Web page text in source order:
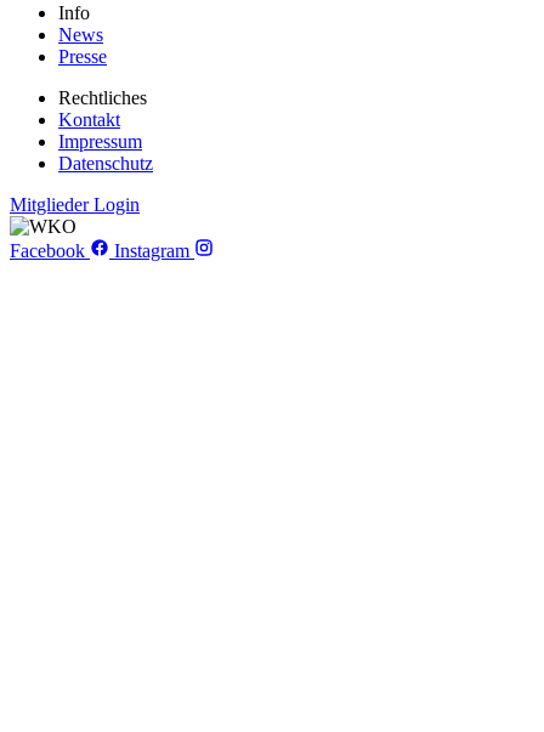
Info
News
Presse
Rechtliches
Kontakt
Impressum
Datenschutz
Mitglieder Login
Facebook Instagram